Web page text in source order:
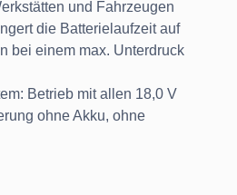
und Fahrzeugen
die Batterielaufzeit auf
bei einem max. Unterdruck
Betrieb mit allen 18,0 V
ohne Akku, ohne